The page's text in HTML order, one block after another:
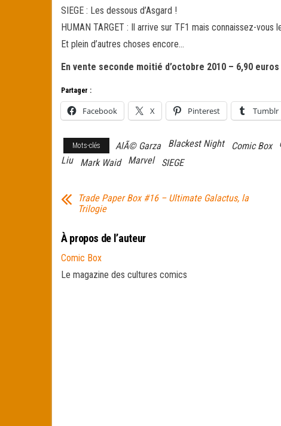
SIEGE : Les dessous d’Asgard !
HUMAN TARGET : Il arrive sur TF1 mais connaissez-vous
Et plein d’autres choses encore…
En vente seconde moitié d’octobre 2010 – 6,90 euros
Partager :
Facebook X Pinterest Tumblr
Mots-clés AlÃ© Garza Blackest Night Comic Box
Liu
Mark Waid Marvel SIEGE
Trade Paper Box #16 – Ultimate Galactus, la
Trilogie
À propos de l’auteur
Comic Box
Le magazine des cultures comics